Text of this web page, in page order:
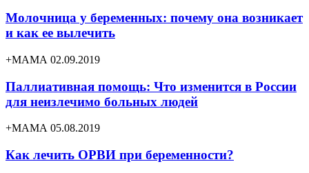
Молочница у беременных: почему она возникает
и как ее вылечить
+МАМА 02.09.2019
Паллиативная помощь: Что изменится в России
для неизлечимо больных людей
+МАМА 05.08.2019
Как лечить ОРВИ при беременности?